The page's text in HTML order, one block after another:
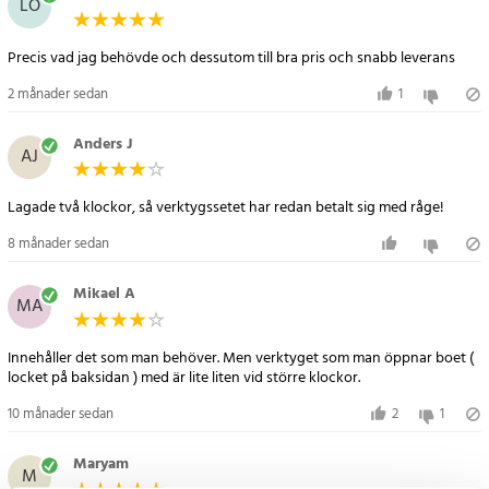
- Mått: 20 x 10 x 4,5 cm
- Antal delar: 31
Artikelnummer
LÖ
Precis vad jag behövde och dessutom till bra pris och snabb leverans
2 månader sedan 1
AJ Anders J
Lagade två klockor, så verktygssetet har redan betalt sig med råge!
8 månader sedan
MA Mikael A
Innehåller det som man behöver. Men verktyget som man öppnar boet (
locket på baksidan ) med är lite liten vid större klockor.
10 månader sedan 2 1
M Maryam